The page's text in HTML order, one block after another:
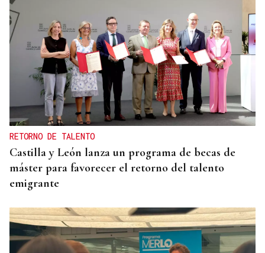
RETORNO DE TALENTO
Castilla y León lanza un programa de becas de
máster para favorecer el retorno del talento
emigrante